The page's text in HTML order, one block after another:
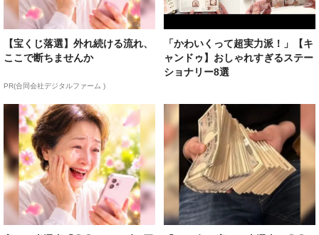
【宝くじ落選】外れ続ける流れ、
ここで断ちませんか
PR(合同会社デジタルファーム )
「かわいくって超実力派！」【キ
ャンドゥ】おしゃれすぎるステー
ショナリー8選